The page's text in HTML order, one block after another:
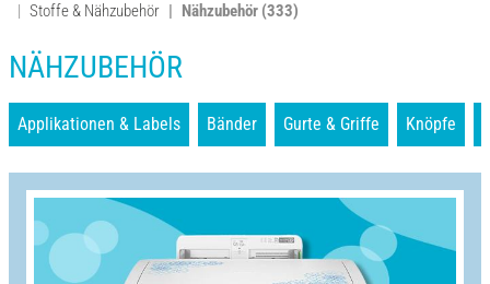
Stoffe & Nähzubehör Nähzubehör (333)
NÄHZUBEHÖR
Applikationen & Labels Bänder Gurte & Griffe Knöpfe